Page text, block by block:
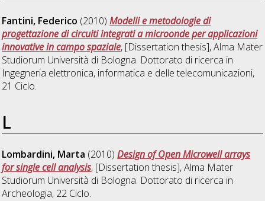
Fantini, Federico (2010)Modelli e metodologie di
progettazione di circuiti integrati a microonde per applicazioni
innovative in campo spaziale, [Dissertation thesis], Alma Mater
Studiorum Università di Bologna. Dottorato di ricerca in
Ingegneria elettronica, informatica e delle telecomunicazioni,
21 Ciclo.
L
Lombardini, Marta (2010)Design of Open Microwell arrays
for single cell analysis, [Dissertation thesis], Alma Mater
Studiorum Università di Bologna. Dottorato di ricerca in
Archeologia, 22 Ciclo.